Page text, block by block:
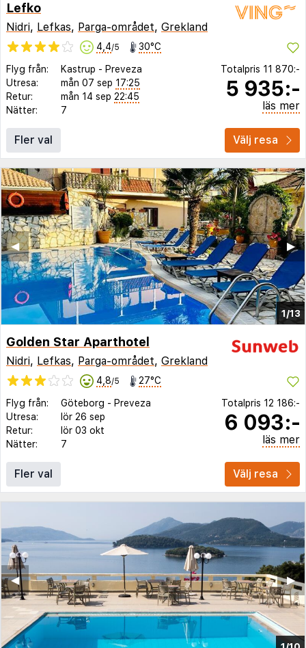
Lefko
Nidri, Lefkas, Parga-området, Grekland
4,4/5 30°C
Flyg från: Kastrup - Preveza
Utresa:
mån 07 sep 17:25
Retur:
mån 14 sep 22:45
Nätter:
7
Totalpris 11 870:-
5 935:-
läs mer
Fler val Välj resa
1/13
▶︎
◀︎
Golden Star Aparthotel
Nidri, Lefkas, Parga-området, Grekland
4,8/5 27°C
Flyg från: Göteborg - Preveza
Utresa:
lör 26 sep
Retur:
lör 03 okt
Nätter:
7
Totalpris 12 186:-
6 093:-
läs mer
Fler val Välj resa
▶︎
◀︎